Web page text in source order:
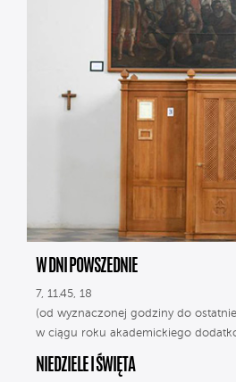
W DNI POWSZEDNIE
7, 11.45, 18
(od wyznaczonej godziny do
w ciągu roku akademickiego
NIEDZIELE I ŚWIĘTA